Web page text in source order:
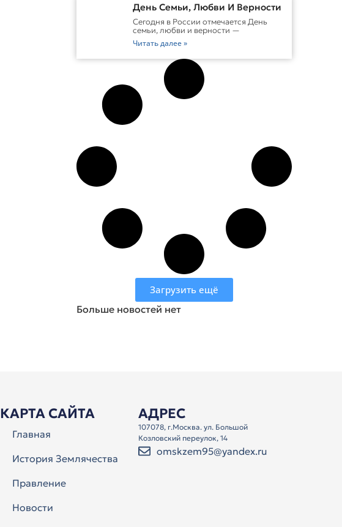
День Семьи, Любви И Верности
Сегодня в России отмечается День
семьи, любви и верности —
Читать далее »
Загрузить ещё
Больше новостей нет
КАРТА САЙТА
Главная
История Землячества
Правление
Новости
АДРЕС
107078, г.Москва. ул. Большой
Козловский переулок, 14
omskzem95@yandex.ru